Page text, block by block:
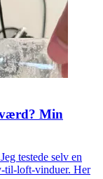
værd? Min
testede selv en
til-loft-vinduer. Her